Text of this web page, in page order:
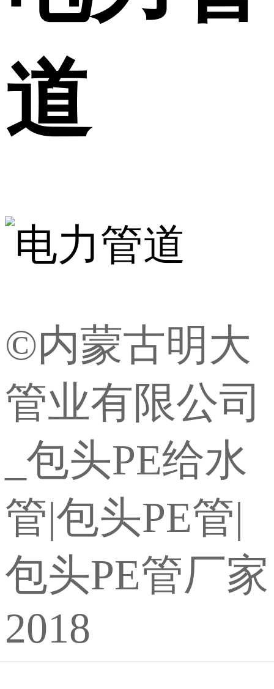
道
©内蒙古明大
管业有限公司
_包头PE给水
管|包头PE管|
包头PE管厂家
2018